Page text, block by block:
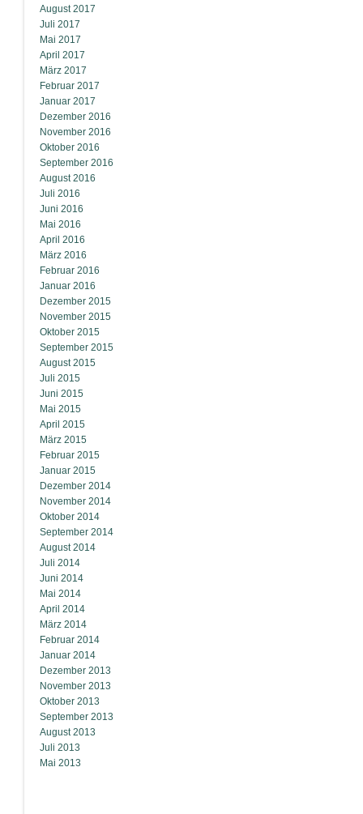
August 2017
Juli 2017
Mai 2017
April 2017
März 2017
Februar 2017
Januar 2017
Dezember 2016
November 2016
Oktober 2016
September 2016
August 2016
Juli 2016
Juni 2016
Mai 2016
April 2016
März 2016
Februar 2016
Januar 2016
Dezember 2015
November 2015
Oktober 2015
September 2015
August 2015
Juli 2015
Juni 2015
Mai 2015
April 2015
März 2015
Februar 2015
Januar 2015
Dezember 2014
November 2014
Oktober 2014
September 2014
August 2014
Juli 2014
Juni 2014
Mai 2014
April 2014
März 2014
Februar 2014
Januar 2014
Dezember 2013
November 2013
Oktober 2013
September 2013
August 2013
Juli 2013
Mai 2013